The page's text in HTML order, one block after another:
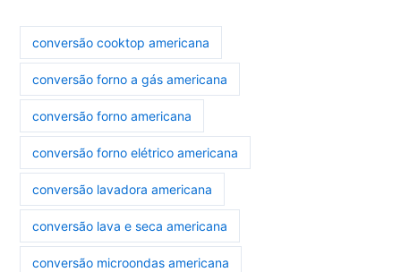
conversão cooktop americana
conversão forno a gás americana
conversão forno americana
conversão forno elétrico americana
conversão lavadora americana
conversão lava e seca americana
conversão microondas americana